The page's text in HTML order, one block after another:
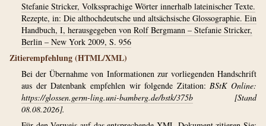
Stefanie Stricker, Volkssprachige Wörter innerhalb lateinischer Texte.
Rezepte, in: Die althochdeutsche und altsächsische Glossographie. Ein
Handbuch, I, herausgegeben von Rolf Bergmann – Stefanie Stricker,
Berlin – New York 2009, S. 956
Zitierempfehlung (HTML/XML)
Bei der Übernahme von Informationen zur vorliegenden Handschrift
aus der Datenbank empfehlen wir folgende Zitation:BStK Online:
https://glossen.germ-ling.uni-bamberg.de/bstk/375b [Stand
08.08.2026].